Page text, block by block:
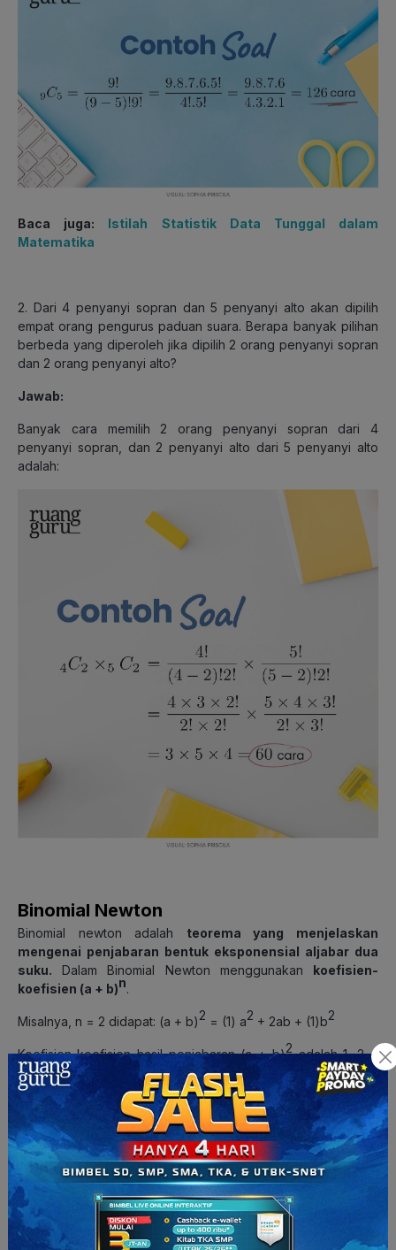
Baca juga: Istilah Statistik Data Tunggal dalam
Matematika
2. Dari 4 penyanyi sopran dan 5 penyanyi alto akan dipilih
empat orang pengurus paduan suara. Berapa banyak pilihan
berbeda yang diperoleh jika dipilih 2 orang penyanyi sopran
dan 2 orang penyanyi alto?
Jawab:
Banyak cara memilih 2 orang penyanyi sopran dari 4
penyanyi sopran, dan 2 penyanyi alto dari 5 penyanyi alto
adalah:
Binomial Newton
Binomial newton adalah teorema yang menjelaskan
mengenai penjabaran bentuk eksponensial aljabar dua
suku. Dalam Binomial Newton menggunakan koefisien-
koefisien (a + b)n.
Misalnya, n = 2 didapat: (a + b)2 = (1) a2 + 2ab + (1)b2
Koefisien-koefisien hasil penjabaran (a + b)2adalah 1, 2, 1
yang senilai dengan C(2,0) dan C(2,2) dapat ditulis: